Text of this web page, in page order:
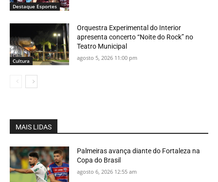
Destaque Esportes
Cultura
Orquestra Experimental do Interior
apresenta concerto “Noite do Rock” no
Teatro Municipal
agosto 5, 2026 11:00 pm
MAIS LIDAS
Palmeiras avança diante do Fortaleza na
Copa do Brasil
agosto 6, 2026 12:55 am